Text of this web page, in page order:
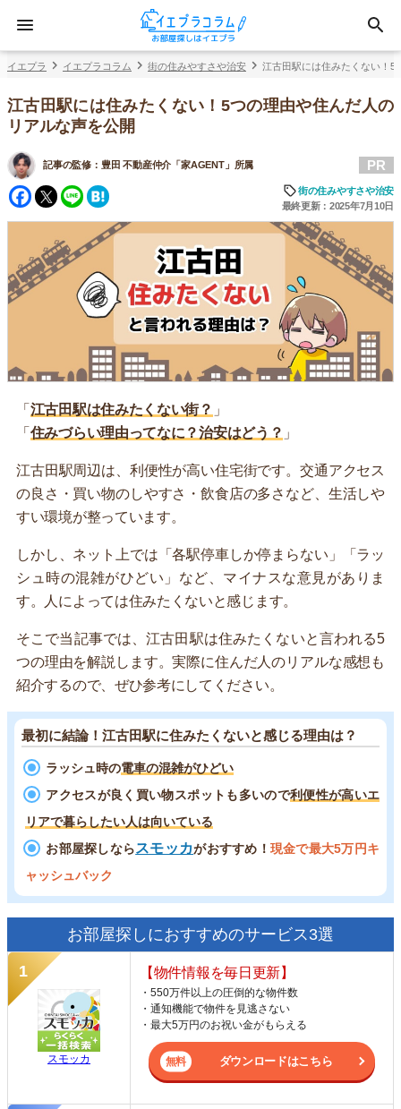
イエプラ イエプラコラム 街の住みやすさや治安 江古田駅には住みたくない！5
江古田駅には住みたくない！5つの理由や住んだ人の
リアルな声を公開
記事の監修： 豊田 不動産仲介「家AGENT」所属
Facebook
Twitter
Line
PR
街の住みやすさや治安
最終更新：2025年7月10日
「 江古田駅は住みたくない街？ 」
「 住みづらい理由ってなに？治安はどう？ 」
江古田駅周辺は、利便性が高い住宅街です。交通アクセス
の良さ・買い物のしやすさ・飲食店の多さなど、生活しや
すい環境が整っています。
しかし、ネット上では「各駅停車しか停まらない」「ラッ
シュ時の混雑がひどい」など、マイナスな意見がありま
す。人によっては住みたくないと感じます。
そこで当記事では、江古田駅は住みたくないと言われる5
つの理由を解説します。実際に住んだ人のリアルな感想も
紹介するので、ぜひ参考にしてください。
最初に結論！江古田駅に住みたくないと感じる理由は？
ラッシュ時の電車の混雑がひどい
アクセスが良く買い物スポットも多いので利便性が高いエ
リアで暮らしたい人は向いている
お部屋探しならスモッカがおすすめ！ 現金で最大5万円キ
ャッシュバック
お部屋探しにおすすめのサービス3選
スモッカ
【物件情報を毎日更新】
・550万件以上の圧倒的な物件数
・通知機能で物件を見逃さない
・最大5万円のお祝い金がもらえる
ダウンロードはこちら